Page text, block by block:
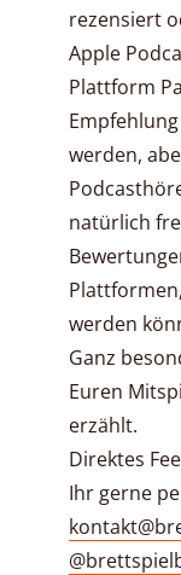
rezensiert
Apple
Plattform
werden,
natürlich
werden
Ganz
Euren
erzählt.
Direktes
Ihr gerne